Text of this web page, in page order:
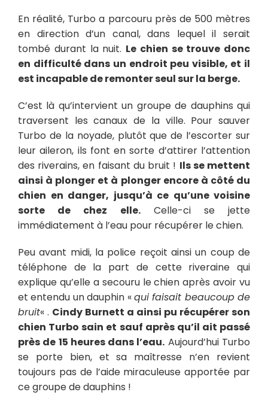
En réalité, Turbo a parcouru près de 500 mètres
en direction d’un canal, dans lequel il serait
tombé durant la nuit. Le chien se trouve donc
en difficulté dans un endroit peu visible, et il
est incapable de remonter seul sur la berge.
C’est là qu’intervient un groupe de dauphins qui
traversent les canaux de la ville. Pour sauver
Turbo de la noyade, plutôt que de l’escorter sur
leur aileron, ils font en sorte d’attirer l’attention
des riverains, en faisant du bruit ! Ils se mettent
ainsi à plonger et à plonger encore à côté du
chien en danger, jusqu’à ce qu’une voisine
sorte de chez elle.Celle-ci se jette
immédiatement à l’eau pour récupérer le chien.
Peu avant midi, la police reçoit ainsi un coup de
téléphone de la part de cette riveraine qui
explique qu’elle a secouru le chien après avoir vu
et entendu un dauphin «qui faisait beaucoup de
bruit« . Cindy Burnett a ainsi pu récupérer son
chien Turbo sain et sauf après qu’il ait passé
près de 15 heures dans l’eau. Aujourd’hui Turbo
se porte bien, et sa maîtresse n’en revient
toujours pas de l’aide miraculeuse apportée par
ce groupe de dauphins !